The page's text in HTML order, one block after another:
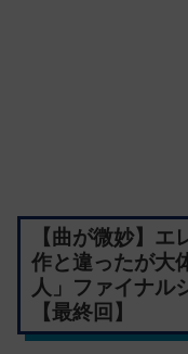
【曲が微妙】
作と違ったが大
人」ファイナル
【最終回】